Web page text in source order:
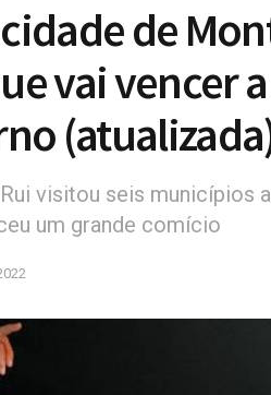
de
vai vencer
visitou seis municípios
um grande comício